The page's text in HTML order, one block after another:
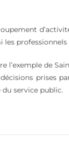
professionnels
l’exemple de
prises
du service public.